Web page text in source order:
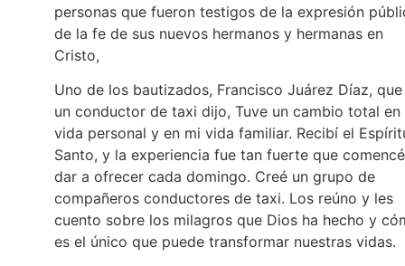
personas que fueron testigos de la expresión
de la fe de sus nuevos hermanos y hermanas en
Cristo,
Uno de los bautizados, Francisco Juárez Díaz, que
un conductor de taxi dijo, Tuve un cambio total en
vida personal y en mi vida familiar. Recibí el
Santo, y la experiencia fue tan fuerte que
dar a ofrecer cada domingo. Creé un grupo de
compañeros conductores de taxi. Los reúno y les
cuento sobre los milagros que Dios ha hecho y
es el único que puede transformar nuestras vidas.